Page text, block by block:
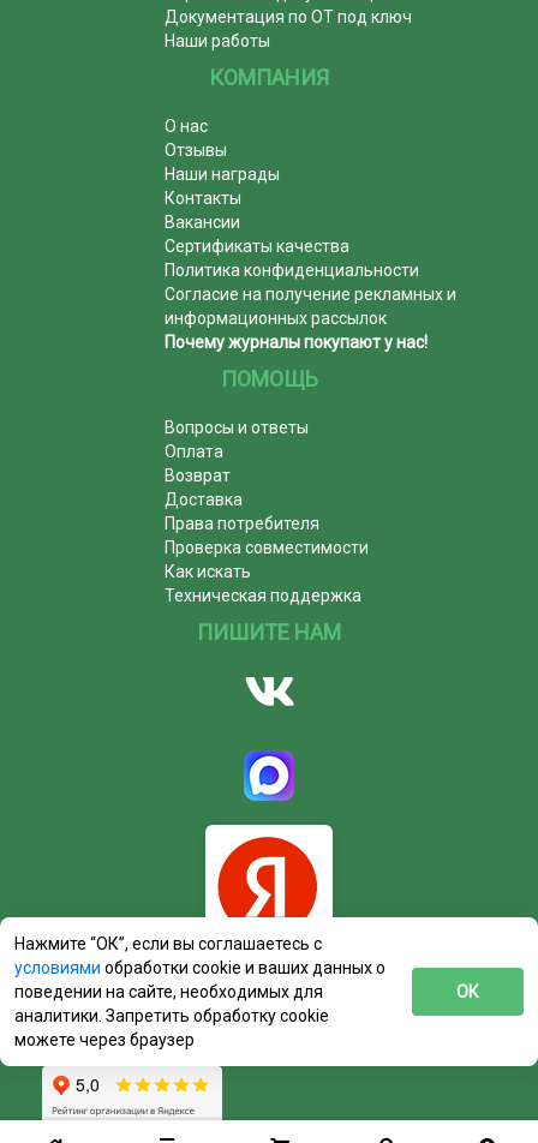
Документация по ОТ под ключ
Наши работы
КОМПАНИЯ
О нас
Отзывы
Наши награды
Контакты
Вакансии
Сертификаты качества
Политика конфиденциальности
Согласие на получение рекламных и
информационных рассылок
Почему журналы покупают у нас!
ПОМОЩЬ
Вопросы и ответы
Оплата
Возврат
Доставка
Права потребителя
Проверка совместимости
Как искать
Техническая поддержка
ПИШИТЕ НАМ
Нажмите “ОК”, если вы соглашаетесь с
условиями обработки cookie и ваших данных о
поведении на сайте, необходимых для
аналитики. Запретить обработку cookie
можете через браузер
ОК